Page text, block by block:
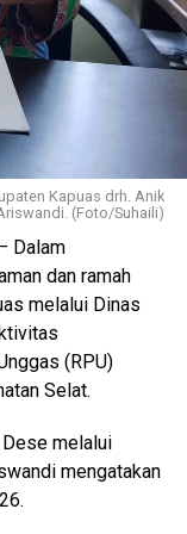
Kapuas drh. Anik
(Foto/Suhaili)
Dalam
dan ramah
melalui Dinas
(RPU)
Selat.
melalui
mengatakan